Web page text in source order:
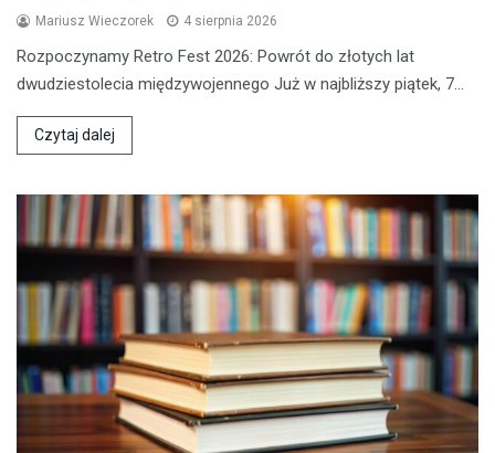
Mariusz Wieczorek 4 sierpnia 2026
Rozpoczynamy Retro Fest 2026: Powrót do złotych lat
dwudziestolecia międzywojennego Już w najbliższy piątek, 7…
Czytaj dalej